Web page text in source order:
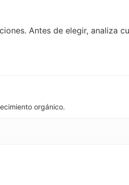
Antes de elegir, analiza
orgánico.